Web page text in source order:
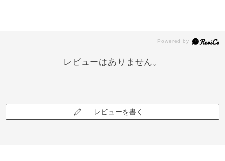
レビューはありません。
レビューを書く